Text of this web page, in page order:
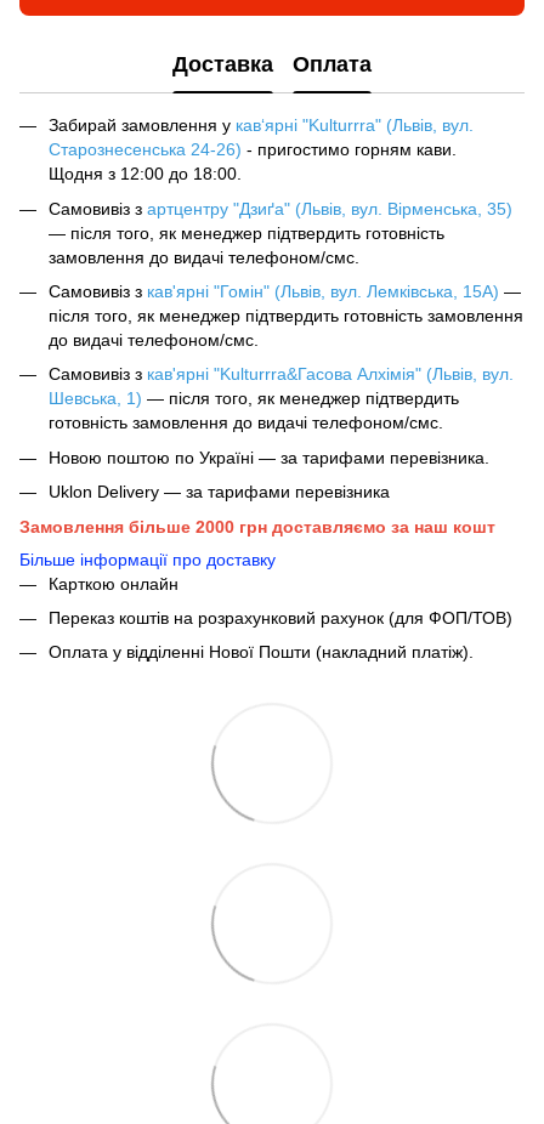
Доставка Оплата
Забирай замовлення у кав‘ярні "Kulturrra" (Львів, вул.
Старознесенська 24-26) - пригостимо горням кави.
Щодня з 12:00 до 18:00.
Самовивіз з артцентру "Дзиґа" (Львів, вул. Вірменська, 35)
— після того, як менеджер підтвердить готовність
замовлення до видачі телефоном/смс.
Самовивіз з кав'ярні "Гомін" (Львів, вул. Лемківська, 15А) —
після того, як менеджер підтвердить готовність замовлення
до видачі телефоном/смс.
Самовивіз з кав'ярні "Kulturrra&Гасова Алхімія" (Львів, вул.
Шевська, 1) — після того, як менеджер підтвердить
готовність замовлення до видачі телефоном/смс.
Новою поштою по Україні — за тарифами перевізника.
Uklon Delivery — за тарифами перевізника
Замовлення більше 2000 грн доставляємо за наш кошт
Більше інформації про доставку
Карткою онлайн
Переказ коштів на розрахунковий рахунок (для ФОП/ТОВ)
Оплата у відділенні Нової Пошти (накладний платіж).